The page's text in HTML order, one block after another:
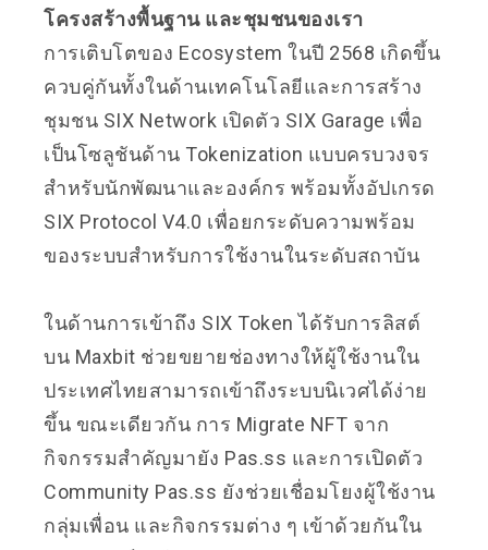
โครงสร้างพื้นฐาน และชุมชนของเรา
การเติบโตของ Ecosystem ในปี 2568 เกิดขึ้น
ควบคู่กันทั้งในด้านเทคโนโลยีและการสร้าง
ชุมชน SIX Network เปิดตัว SIX Garage เพื่อ
เป็นโซลูชันด้าน Tokenization แบบครบวงจร
สำหรับนักพัฒนาและองค์กร พร้อมทั้งอัปเกรด
SIX Protocol V4.0 เพื่อยกระดับความพร้อม
ของระบบสำหรับการใช้งานในระดับสถาบัน
ในด้านการเข้าถึง SIX Token ได้รับการลิสต์
บน Maxbit ช่วยขยายช่องทางให้ผู้ใช้งานใน
ประเทศไทยสามารถเข้าถึงระบบนิเวศได้ง่าย
ขึ้น ขณะเดียวกัน การ Migrate NFT จาก
กิจกรรมสำคัญมายัง Pas.ss และการเปิดตัว
Community Pas.ss ยังช่วยเชื่อมโยงผู้ใช้งาน
กลุ่มเพื่อน และกิจกรรมต่าง ๆ เข้าด้วยกันใน